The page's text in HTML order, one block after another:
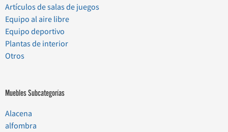
Artículos de salas de juegos
Equipo al aire libre
Equipo deportivo
Plantas de interior
Otros
Muebles Subcategorías
Alacena
alfombra